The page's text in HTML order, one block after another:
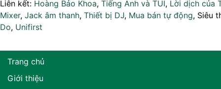
Liên kết: Hoàng Bảo Khoa, Tiếng Anh và TUI, Lời dịch của
Mixer, Jack âm thanh, Thiết bị DJ, Mua bán tự động, Siêu
Do, Unifirst
Trang chủ
Giới thiệu